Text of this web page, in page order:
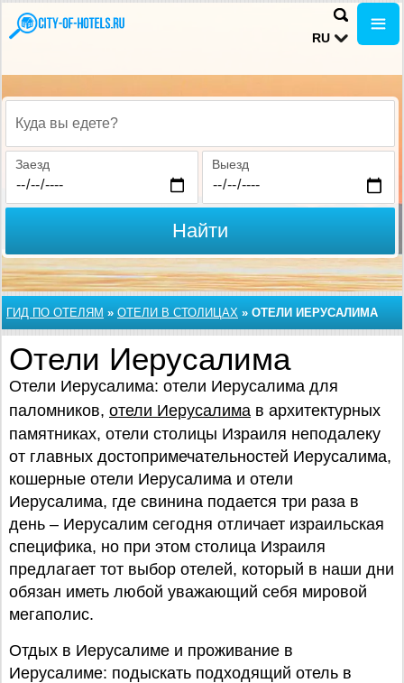
RU
Куда вы едете?
Заезд Выезд
Найти
ГИД ПО ОТЕЛЯМ » ОТЕЛИ В СТОЛИЦАХ » ОТЕЛИ ИЕРУСАЛИМА
Отели Иерусалима
Отели Иерусалима: отели Иерусалима для
паломников, отели Иерусалима в архитектурных
памятниках, отели столицы Израиля неподалеку
от главных достопримечательностей Иерусалима,
кошерные отели Иерусалима и отели
Иерусалима, где свинина подается три раза в
день – Иерусалим сегодня отличает израильская
специфика, но при этом столица Израиля
предлагает тот выбор отелей, который в наши дни
обязан иметь любой уважающий себя мировой
мегаполис.
Отдых в Иерусалиме и проживание в
Иерусалиме: подыскать подходящий отель в